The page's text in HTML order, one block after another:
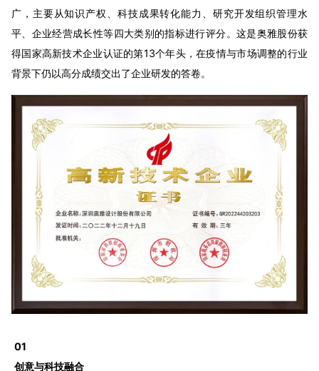
广，主要从知识产权、科技成果转化能力、研究开发组织管理水
平、企业经营成长性等四大类别的指标进行评分。这是奥雅股份获
得国家高新技术企业认证的第13个年头，在疫情与市场调整的行业
背景下仍以高分成绩交出了企业研发的答卷。
01
创意与科技融合